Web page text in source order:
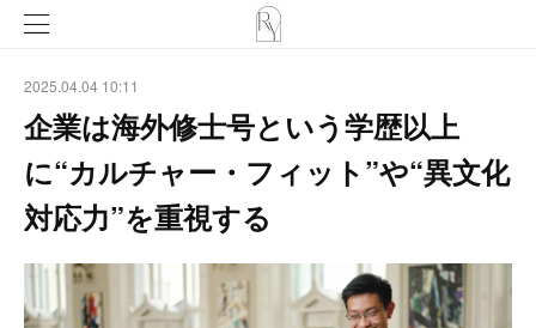
2025.04.04 10:11
企業は海外修士号という学歴以上
に“カルチャー・フィット”や“異文化
対応力”を重視する